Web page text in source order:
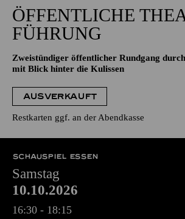
15:00 - 17:00
Aalto-Foyer
ÖFFENTLICHE
FÜHRUNG
Zweistündiger öffentlicher Rundgang
mit Blick hinter die Kulissen
Restkarten ggf. an der Abendkasse
SCHAUSPIEL ESSEN
Samstag